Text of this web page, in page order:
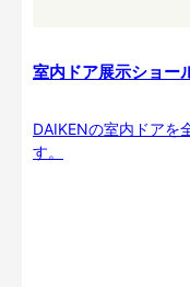
室内ドア展示ショー
DAIKENの室内ドアを
す。